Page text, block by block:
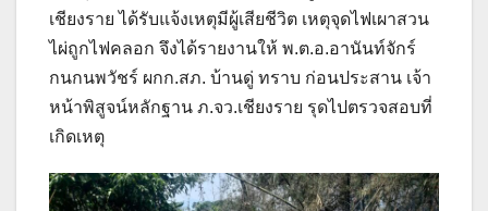
เชียงราย ได้รับแจ้งเหตุมีผู้เสียชีวิต เหตุจุด​ไฟเผาสวน
ไผ่ถูกไฟคลอก จึงได้รายงานให้ พ.ต.อ.อานันท์จักร์
กนกนพวัชร์ ผกก.สภ. บ้านดู่ ทราบ ก่อนประสาน เจ้า
หน้าพิสูจน์หลักฐาน ภ.จว.เชียงราย รุดไปตรวจสอบที่
เกิดเหตุ